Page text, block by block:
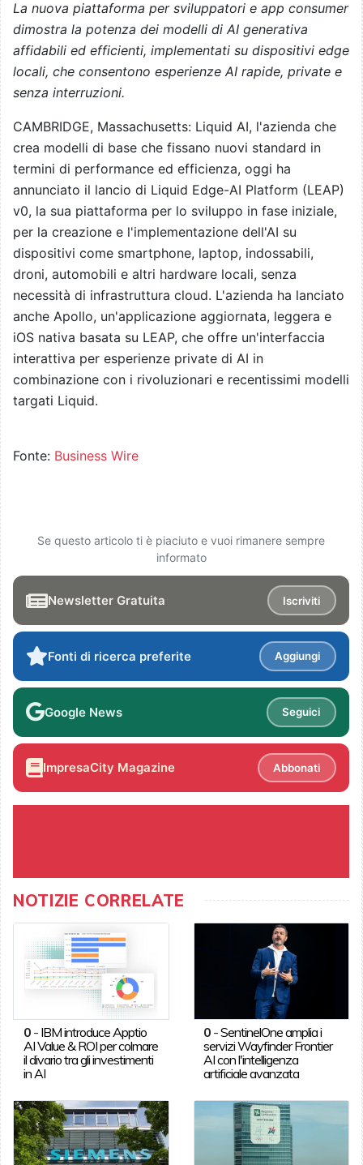
La nuova piattaforma per sviluppatori e app consumer
dimostra la potenza dei modelli di AI generativa
affidabili ed efficienti, implementati su dispositivi edge
locali, che consentono esperienze AI rapide, private e
senza interruzioni.
CAMBRIDGE, Massachusetts: Liquid AI, l'azienda che
crea modelli di base che fissano nuovi standard in
termini di performance ed efficienza, oggi ha
annunciato il lancio di Liquid Edge-AI Platform (LEAP)
v0, la sua piattaforma per lo sviluppo in fase iniziale,
per la creazione e l'implementazione dell'AI su
dispositivi come smartphone, laptop, indossabili,
droni, automobili e altri hardware locali, senza
necessità di infrastruttura cloud. L'azienda ha lanciato
anche Apollo, un'applicazione aggiornata, leggera e
iOS nativa basata su LEAP, che offre un'interfaccia
interattiva per esperienze private di AI in
combinazione con i rivoluzionari e recentissimi modelli
targati Liquid.
Fonte: Business Wire
Se questo articolo ti è piaciuto e vuoi rimanere sempre
informato
Newsletter Gratuita Iscriviti
Fonti di ricerca preferite Aggiungi
Google News Seguici
ImpresaCity Magazine Abbonati
NOTIZIE CORRELATE
0- IBM introduce Apptio
AI Value & ROI per colmare
il divario tra gli investimenti
in AI
0 -SentinelOne amplia i
servizi Wayfinder Frontier
AI con l'intelligenza
artificiale avanzata